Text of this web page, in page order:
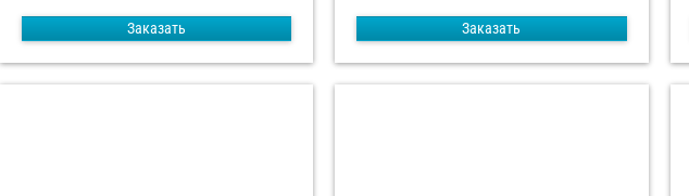
Заказать Заказать